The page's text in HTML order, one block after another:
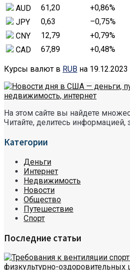
AUD
61,20 +0,86%
JPY
0,63 –0,75%
CNY
12,79 +0,79%
CAD
67,89 +0,48%
Курсы валют в RUB на 19.12.2023
На этом сайте вы найдете
Читайте, делитесь информацией,
Категории
Деньги
Интернет
Недвижимость
Новости
Общество
Путешествие
Спорт
Последние статьи